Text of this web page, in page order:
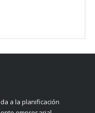
a la planificación